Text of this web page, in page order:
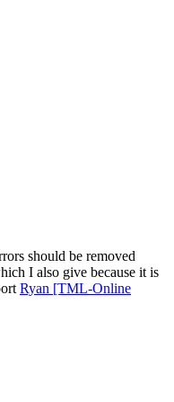
should be removed
I also give because it is
Ryan [TML-Online